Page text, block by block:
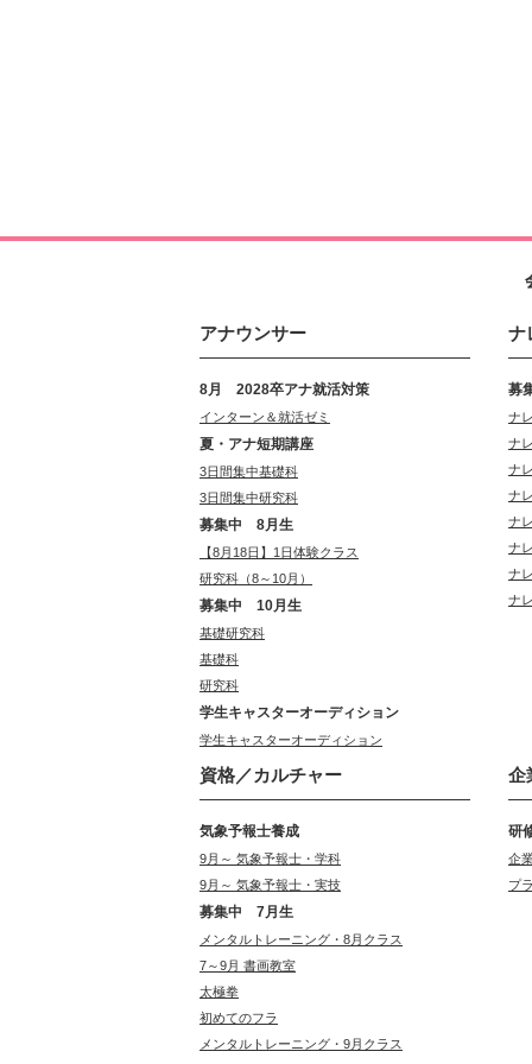
アナウンサー
8月 2028卒アナ就活対策
インターン＆就活ゼミ
夏・アナ短期講座
3日間集中基礎科
3日間集中研究科
募集中 8月生
【8月18日】1日体験クラス
研究科（8～10月）
募集中 10月生
基礎研究科
基礎科
研究科
学生キャスターオーディション
学生キャスターオーディション
ナ
募
ナ
ナ
ナ
ナ
ナ
ナ
ナ
ナ
資格／カルチャー
気象予報士養成
9月～ 気象予報士・学科
9月～ 気象予報士・実技
募集中 7月生
メンタルトレーニング・8月クラス
7～9月 書画教室
太極拳
初めてのフラ
メンタルトレーニング・9月クラス
企
研
企
プ